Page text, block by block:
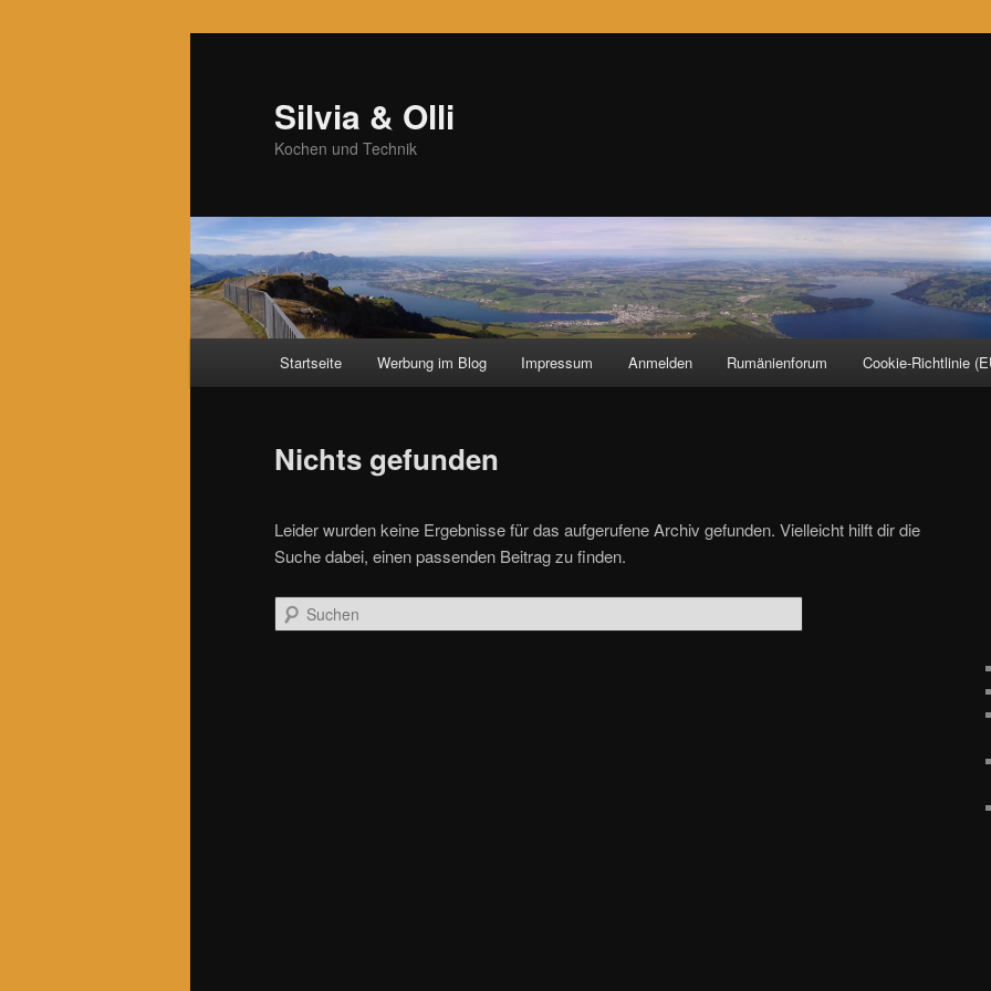
Silvia & Olli
Kochen und Technik
Startseite Werbung im Blog Impressum Anmelden Rumänienforum Cookie-Richtlinie
Nichts gefunden
Leider wurden keine Ergebnisse für das aufgerufene Archiv gefunden. Vielleicht hilft dir die
Suche dabei, einen passenden Beitrag zu finden.
Suchen